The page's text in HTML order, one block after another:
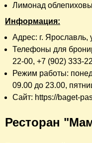
Лимонад
Информация:
Адрес: г.
Телефоны для
22-00, +7 (902) 333-
Режим работы:
09.00 до 23.00,
Сайт: https://baget-
Ресторан